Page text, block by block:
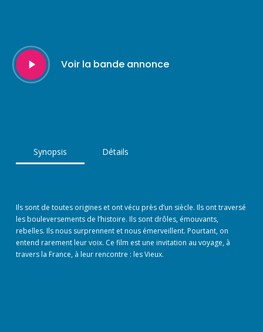
Play
Video
Voir la bande annonce
Synopsis Détails
Ils sont de toutes origines et ont vécu près d’un siècle. Ils ont traversé
les bouleversements de l’histoire. Ils sont drôles, émouvants,
rebelles. Ils nous surprennent et nous émerveillent. Pourtant, on
entend rarement leur voix. Ce film est une invitation au voyage, à
travers la France, à leur rencontre : les Vieux.